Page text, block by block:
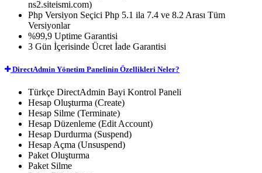
ns2.siteismi.com)
Php Versiyon Seçici Php 5.1 ila 7.4 ve 8.2 Arası Tüm
Versiyonlar
%99,9 Uptime Garantisi
3 Gün İçerisinde Ücret İade Garantisi
DirectAdmin Yönetim Panelinin Özellikleri Neler?
Türkçe DirectAdmin Bayi Kontrol Paneli
Hesap Oluşturma (Create)
Hesap Silme (Terminate)
Hesap Düzenleme (Edit Account)
Hesap Durdurma (Suspend)
Hesap Açma (Unsuspend)
Paket Oluşturma
Paket Silme